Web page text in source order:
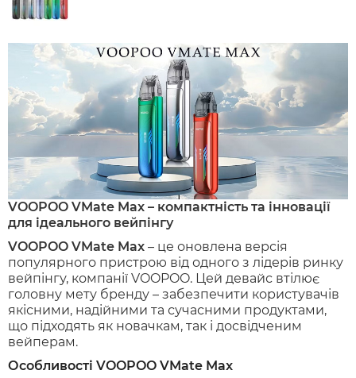
VOOPOO VMate Max – компактність та інновації
для ідеального вейпінгу
VOOPOO VMate Max – це оновлена версія
популярного пристрою від одного з лідерів ринку
вейпінгу, компанії VOOPOO. Цей девайс втілює
головну мету бренду – забезпечити користувачів
якісними, надійними та сучасними продуктами,
що підходять як новачкам, так і досвідченим
вейперам.
Особливості VOOPOO VMate Max